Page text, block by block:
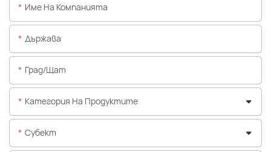
Име На Компанията
Държава
Град/щат
Категория На Продуктите
Субект